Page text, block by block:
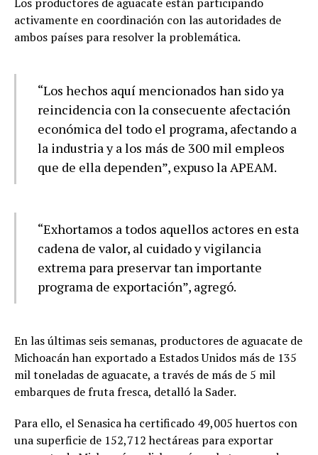
activamente en coordinación con las autoridades de
ambos países para resolver la problemática.
“Los hechos aquí mencionados han sido ya
reincidencia con la consecuente afectación
económica del todo el programa, afectando a
la industria y a los más de 300 mil empleos
que de ella dependen”, expuso la APEAM.
“Exhortamos a todos aquellos actores en esta
cadena de valor, al cuidado y vigilancia
extrema para preservar tan importante
programa de exportación”, agregó.
En las últimas seis semanas, productores de aguacate de
Michoacán han exportado a Estados Unidos más de 135
mil toneladas de aguacate, a través de más de 5 mil
embarques de fruta fresca, detalló la Sader.
Para ello, el Senasica ha certificado 49,005 huertos con
una superficie de 152,712 hectáreas para exportar